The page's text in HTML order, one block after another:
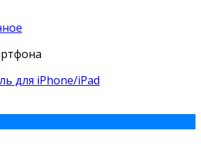
для iPhone/iPad